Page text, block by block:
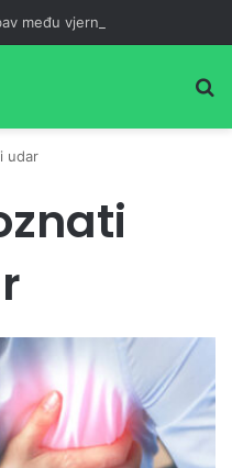
među vjernicima
udar